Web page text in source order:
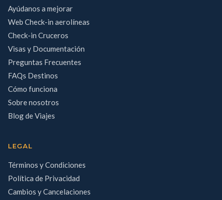
Ayúdanos a mejorar
Web Check-in aerolíneas
Check-in Cruceros
Visas y Documentación
Preguntas Frecuentes
FAQs Destinos
Cómo funciona
Sobre nosotros
Blog de Viajes
LEGAL
Términos y Condiciones
Política de Privacidad
Cambios y Cancelaciones